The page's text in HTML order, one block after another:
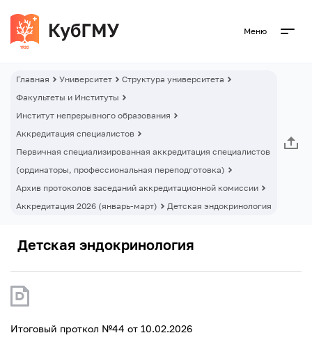
Меню
Главная Университет
Структура университета
Факультеты и Институты
Институт непрерывного образования
Аккредитация специалистов
Первичная специализированная аккредитация специалистов
(ординаторы, профессиональная переподготовка)
Архив протоколов заседаний аккредитационной комиссии
Аккредитация 2026 (январь-март)
Детская эндокринология
Детская эндокринология
Итоговый проткол №44 от 10.02.2026